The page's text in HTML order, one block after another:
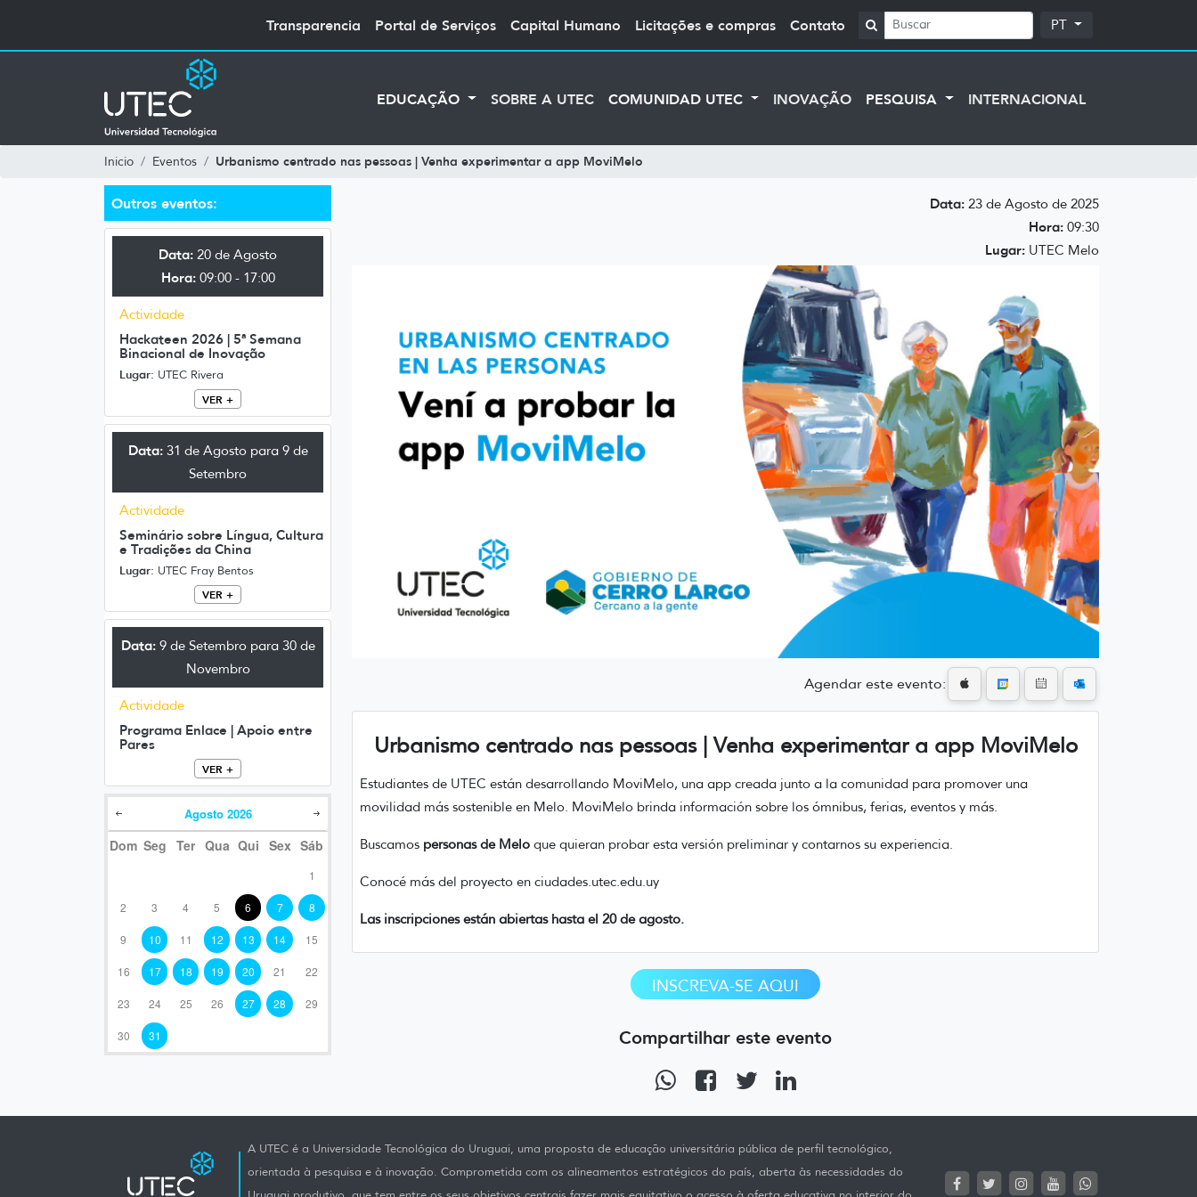
Transparencia Portal de Serviços Capital Humano Licitações e compras Contato PT
EDUCAÇÃO SOBRE A UTEC COMUNIDAD UTEC INOVAÇÃO PESQUISA INTERNACIONAL
Inicio Eventos Urbanismo centrado nas pessoas | Venha experimentar a app MoviMelo
Outros eventos:
Data: 20 de Agosto
Hora:09:00 - 17:00
Actividade
Hackateen 2026 | 5ª Semana
Binacional de Inovação
Lugar: UTEC Rivera
VER +
Data:31 de Agosto para 9 de
Setembro
Actividade
Seminário sobre Língua, Cultura
e Tradições da China
Lugar: UTEC Fray Bentos
VER +
Data:9 de Setembro para 30 de
Novembro
Actividade
Programa Enlace | Apoio entre
Pares
VER +
Agosto 2026
Dom Seg Ter Qua Qui Sex Sáb
1
2 3 4 5 6 7 8
9 10 11 12 13 14 15
16 17 18 19 20 21 22
23 24 25 26 27 28 29
30 31
Data: 23 de Agosto de 2025
Hora: 09:30
Lugar: UTEC Melo
Agendar este evento:
Urbanismo centrado nas pessoas | Venha experimentar a app MoviMelo
Estudiantes de UTEC están desarrollando MoviMelo, una app creada junto a la comunidad para promover una
movilidad más sostenible en Melo. MoviMelo brinda información sobre los ómnibus, ferias, eventos y más.
Buscamos personas de Melo que quieran probar esta versión preliminar y contarnos su experiencia.
Conocé más del proyecto en ciudades.utec.edu.uy
Las inscripciones están abiertas hasta el 20 de agosto.
INSCREVA-SE AQUI
Compartilhar este evento
A UTEC é a Universidade Tecnológica do Uruguai, uma proposta de educação universitária pública de perfil tecnológico,
orientada à pesquisa e à inovação. Comprometida com os alineamentos estratégicos do país, aberta às necessidades do